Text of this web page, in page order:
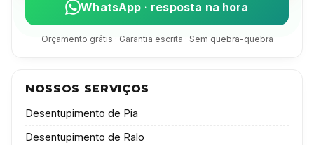
WhatsApp · resposta na hora
Orçamento grátis · Garantia escrita · Sem quebra-quebra
NOSSOS SERVIÇOS
Desentupimento de Pia
Desentupimento de Ralo